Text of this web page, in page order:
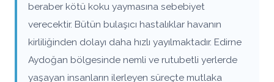
beraber kötü koku yaymasına sebebiyet
verecektir. Bütün bulaşıcı hastalıklar havanın
kirliliğinden dolayı daha hızlı yayılmaktadır. Edirne
Aydoğan bölgesinde nemli ve rutubetli yerlerde
yaşayan insanların ilerleyen süreçte mutlaka